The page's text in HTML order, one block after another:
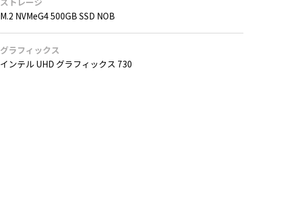
M.2 NVMeG4 500GB SSD NOB
グラフィックス
インテル UHD グラフィックス 730